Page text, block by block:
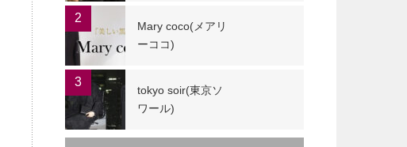
2
Mary coco(メアリ
ーココ)
3
tokyo soir(東京ソ
ワール)